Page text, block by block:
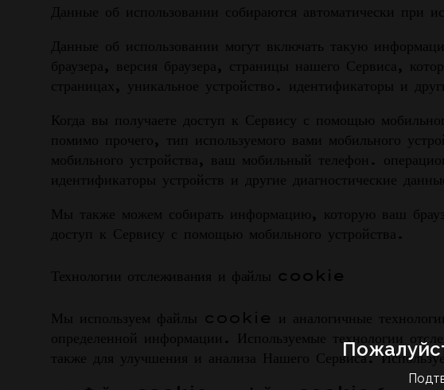
Данные об использовании собираются автоматически при
Данные об использовании могут включать такую
браузера, версия браузера, страницы нашего Сервиса,
страницах, уникальное устройство. идентификаторы и
Когда вы получаете доступ к Сервису с помощью
помимо прочего, тип используемого вами мобильного
мобильного устройства, ваш мобильный телефон.
идентификаторы устройств и другие диагностические
Мы также можем собирать информацию, которую ваш
доступ к Сервису с помощью мобильного устройства.
Технологии отслеживания и файлы cookie
Мы используем файлы cookie и аналогичные технологии
определенной информации. Используемые технологии
также для улучшения и анализа Нашего Сервиса.